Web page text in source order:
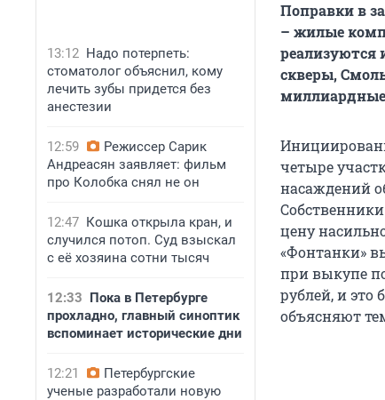
13:12 Надо потерпеть:
стоматолог объяснил, кому
лечить зубы придется без
анестезии
12:59
Режиссер Сарик
Андреасян заявляет: фильм
про Колобка снял не он
12:47 Кошка открыла кран, и
случился потоп. Суд взыскал
с её хозяина сотни тысяч
12:33 Пока в Петербурге
прохладно, главный синоптик
вспоминает исторические дни
12:21
Петербургские
ученые разработали новую
Поправки в
– жилые
реализуются
скверы,
четыре
насаждений
цену
«Фонтанки»
при выкупе
рублей, и это
объясняют